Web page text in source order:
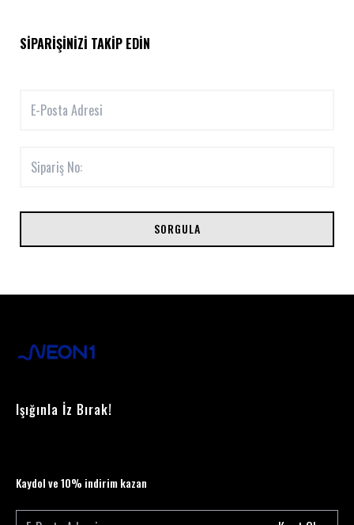
SIPARIŞINIZI TAKIP EDIN
SORGULA
Işığınla İz Bırak!
Kaydol ve 10% indirim kazan